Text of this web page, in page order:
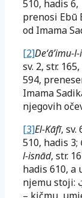
510, hadis 6,
prenosi Ebū
od Imama
[2]Deʻāʼimu-
sv. 2, str.
594,
Imama
njegovih
[3]El-Kāfī, sv.
510, hadis 3;
l-isnād, str.
hadis 610, a
njemu stoji: